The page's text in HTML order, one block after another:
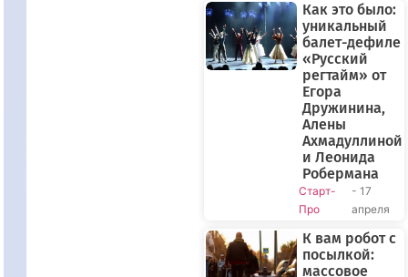
Как это было:
уникальный
балет-дефиле
«Русский
регтайм» от
Егора
Дружинина,
Алены
Ахмадуллиной
и Леонида
Робермана
Старт-
Про
- 17
апреля
К вам робот с
посылкой:
массовое